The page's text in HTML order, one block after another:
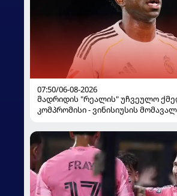
07:50/06-08-2026
მადრიდის "რეალის" უჩვეულო
კომპრომისი - ვინისიუსის